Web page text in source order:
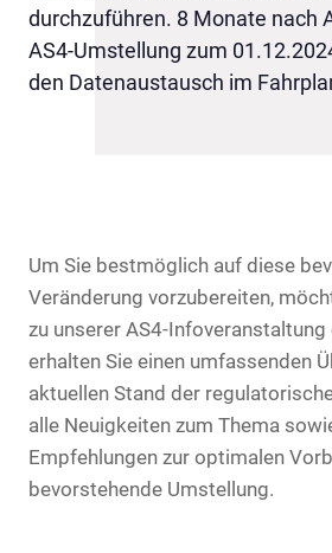
durchzuführen. 8 Monate nach
AS4-Umstellung zum
den Datenaustausch im
Um Sie bestmöglich auf diese
Veränderung vorzubereiten,
zu unserer AS4-Infoveranstaltung
erhalten Sie einen umfassenden
aktuellen Stand der
alle Neuigkeiten zum Thema
Empfehlungen zur optimalen
bevorstehende Umstellung.